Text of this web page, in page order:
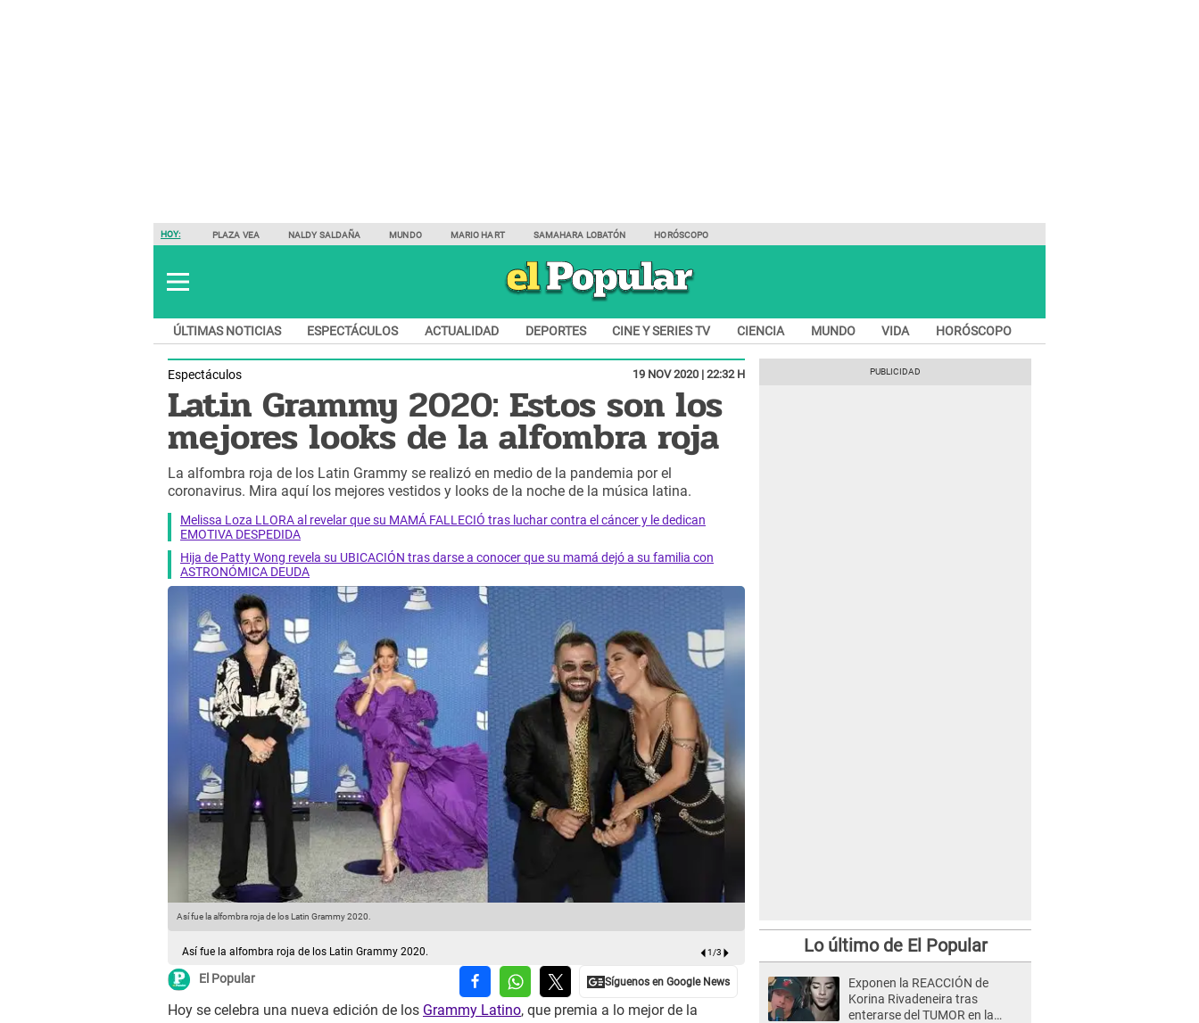
HOY: PLAZA VEA NALDY SALDAÑA MUNDO MARIO HART SAMAHARA LOBATÓN HORÓSCOPO
ÚLTIMAS NOTICIAS ESPECTÁCULOS ACTUALIDAD DEPORTES CINE Y SERIES TV CIENCIA MUNDO VIDA HORÓSCOPO
Espectáculos 19 NOV 2020 | 22:32 H
Latin Grammy 2020: Estos son los
mejores looks de la alfombra roja
La alfombra roja de los Latin Grammy se realizó en medio de la pandemia por el
coronavirus. Mira aquí los mejores vestidos y looks de la noche de la música latina.
Melissa Loza LLORA al revelar que su MAMÁ FALLECIÓ tras luchar contra el cáncer y le dedican
EMOTIVA DESPEDIDA
Hija de Patty Wong revela su UBICACIÓN tras darse a conocer que su mamá dejó a su familia con
ASTRONÓMICA DEUDA
Así fue la alfombra roja de los Latin Grammy 2020.
Así fue la alfombra roja de los Latin Grammy 2020. 1 /3
El Popular
Hoy se celebra una nueva edición de los Grammy Latino, que premia a lo mejor de la
Lo último de El Popular
Exponen la REACCIÓN de
Korina Rivadeneira tras
enterarse del TUMOR en la